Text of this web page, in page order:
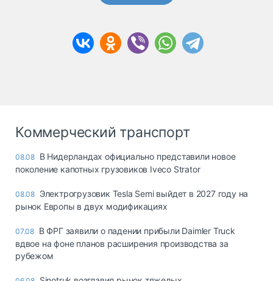
Коммерческий транспорт
08.08 В Нидерландах официально представили новое
поколение капотных грузовиков Iveco Strator
08.08 Электрогрузовик Tesla Semi выйдет в 2027 году на
рынок Европы в двух модификациях
07.08 В ФРГ заявили о падении прибыли Daimler Truck
вдвое на фоне планов расширения производства за
рубежом